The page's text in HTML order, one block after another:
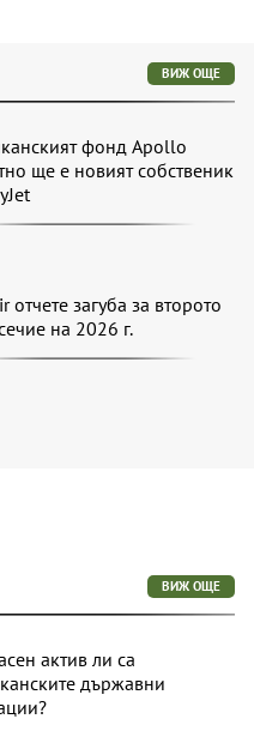
ВИЖ ОЩЕ
фонд Apollo
ще е новият собственик
отчете загуба за второто
на 2026 г.
ВИЖ ОЩЕ
актив ли са
държавни